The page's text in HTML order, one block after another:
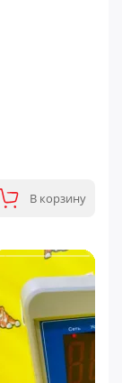
В корзину